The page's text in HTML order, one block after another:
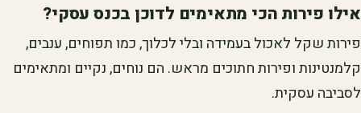
אילו פירות הכי מתאימים לדוכן בכנס עסקי?
פירות שקל לאכול בעמידה ובלי לכלוך, כמו תפוחים, ענבים,
קלמנטינות ופירות חתוכים מראש. הם נוחים, נקיים ומתאימים
לסביבה עסקית.